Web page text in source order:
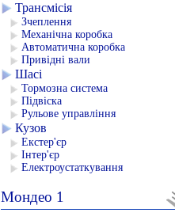
Трансмісія
Зчеплення
Механічна коробка
Автоматична коробка
Привідні вали
Шасі
Тормозна система
Підвіска
Рульове управління
Кузов
Екстер'єр
Інтер'єр
Електроустаткування
Мондео 1